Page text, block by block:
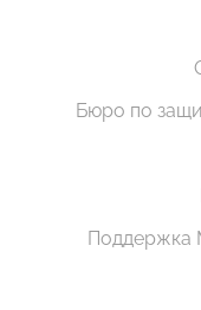
Бюро по
Поддержка